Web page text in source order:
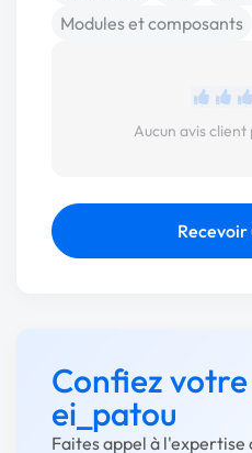
Modules et composants
Aucun avis
Recevoir
Confiez
ei_patou
Faites appel à l'expertise